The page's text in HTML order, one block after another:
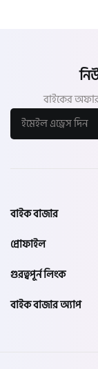
বাইকের
বাইক বাজার
প্রোফাইল
গুরত্বপূর্ন লিংক
বাইক বাজার অ্যাপ